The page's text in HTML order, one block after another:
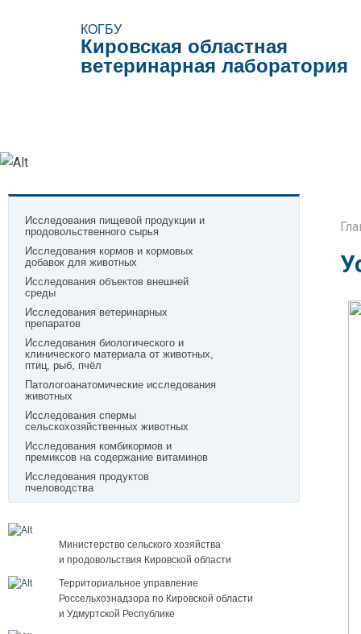
КОГБУ
Кировская областная
ветеринарная лаборатория
Исследования пищевой продукции и
продовольственного сырья
Исследования кормов и кормовых
добавок для животных
Исследования объектов внешней
среды
Исследования ветеринарных
препаратов
Исследования биологического и
клинического материала от животных,
птиц, рыб, пчёл
Патологоанатомические исследования
животных
Исследования спермы
сельскохозяйственных животных
Исследования комбикормов и
премиксов на содержание витаминов
Исследования продуктов
пчеловодства
Министерство сельского хозяйства
и продовольствия Кировской области
Территориальное управление
Россельхознадзора по Кировской области
и Удмуртской Республике